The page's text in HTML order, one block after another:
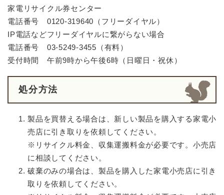
家電リサイクル券センター
電話番号 0120‐319640（フリーダイヤル）
IP電話などフリーダイヤルに繋がらない場合
電話番号 03-5249-3455（有料）
受付時間 午前9時から午後6時（日曜日・祝休）
処分方法
製品を買替える場合は、新しい製品を購入する家電小
売店に引き取りを依頼してください。
※リサイクル料金、収集運搬料金が必要です。小売店
に相談してください。
破棄のみの場合は、製品を購入した家電小売店に引き
取りを依頼してください。